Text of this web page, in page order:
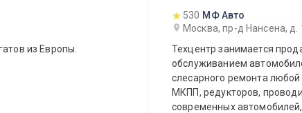
из Европы.
530 МФ Авто
Москва, пр-д Нансена, д.
Техцентр занимается
обслуживанием
слесарного ремонта
МКПП, редукторов,
современных